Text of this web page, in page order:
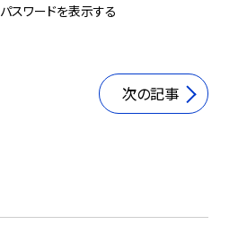
パスワードを表示する
次の記事